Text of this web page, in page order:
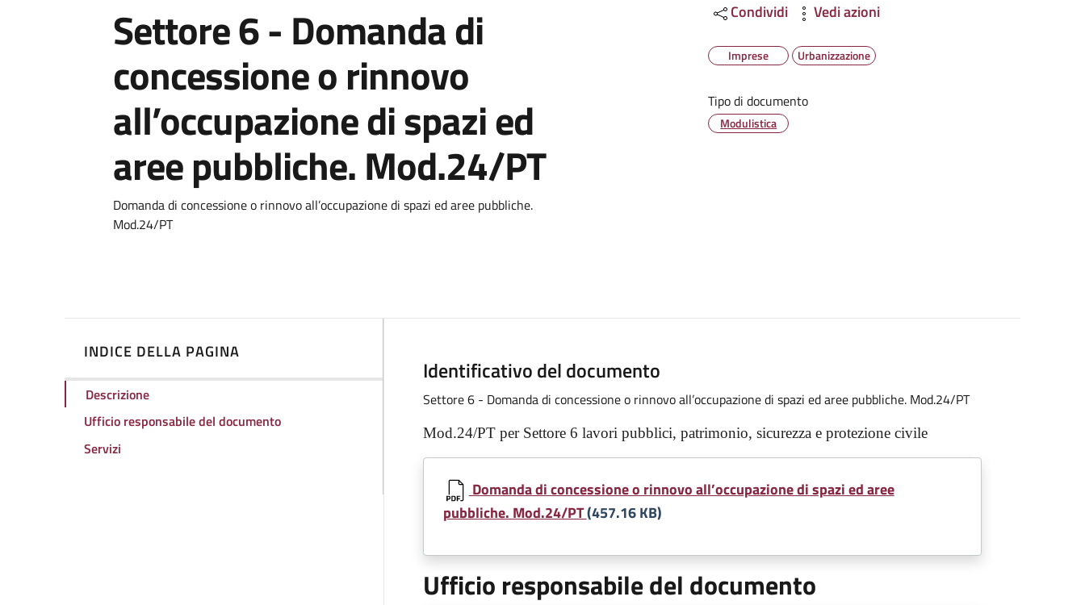
Settore 6 - Domanda di
concessione o rinnovo
all’occupazione di spazi ed
aree pubbliche. Mod.24/PT
Dettagli
Domanda di concessione o rinnovo all’occupazione di spazi ed aree pubbliche.
Mod.24/PT
Condividi Vedi azioni
Imprese Urbanizzazione
Tipo di documento
Modulistica
INDICE DELLA PAGINA
Descrizione
Ufficio responsabile del documento
Servizi
Identificativo del documento
Settore 6 - Domanda di concessione o rinnovo all’occupazione di spazi ed aree pubbliche. Mod.24/PT
Descrizione
Mod.24/PT per Settore 6 lavori pubblici, patrimonio, sicurezza e protezione civile
Domanda di concessione o rinnovo all’occupazione di spazi ed aree
pubbliche. Mod.24/PT(457.16 KB)
Ufficio responsabile del documento